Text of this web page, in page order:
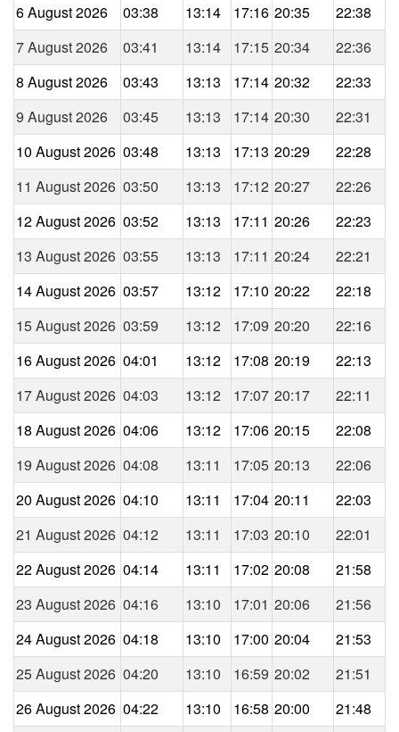
6 August 2026
03:38 13:14 17:16 20:35
22:38
7 August 2026
03:41 13:14 17:15 20:34
22:36
8 August 2026
03:43 13:13 17:14 20:32
22:33
9 August 2026
03:45 13:13 17:14 20:30
22:31
10 August 2026 03:48 13:13 17:13 20:29
22:28
11 August 2026 03:50 13:13 17:12 20:27
22:26
12 August 2026 03:52 13:13 17:11 20:26
22:23
13 August 2026 03:55 13:13 17:11 20:24
22:21
14 August 2026 03:57 13:12 17:10 20:22
22:18
15 August 2026 03:59 13:12 17:09 20:20
22:16
16 August 2026 04:01 13:12 17:08 20:19
22:13
17 August 2026 04:03 13:12 17:07 20:17
22:11
18 August 2026 04:06 13:12 17:06 20:15
22:08
19 August 2026 04:08 13:11 17:05 20:13
22:06
20 August 2026 04:10 13:11 17:04 20:11
22:03
21 August 2026 04:12 13:11 17:03 20:10
22:01
22 August 2026 04:14 13:11 17:02 20:08
21:58
23 August 2026 04:16 13:10 17:01 20:06
21:56
24 August 2026 04:18 13:10 17:00 20:04
21:53
25 August 2026 04:20 13:10 16:59 20:02
21:51
26 August 2026 04:22 13:10 16:58 20:00 21:48